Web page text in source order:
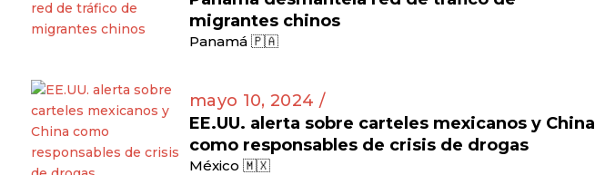
migrantes chinos
Panamá 🇵🇦
mayo 10, 2024 /
EE.UU. alerta sobre carteles mexicanos y China
como responsables de crisis de drogas
México 🇲🇽